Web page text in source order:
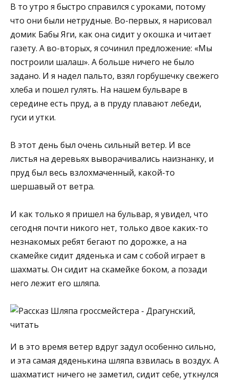
В то утро я быстро справился с уроками, потому
что они были нетрудные. Во-первых, я нарисовал
домик Бабы Яги, как она сидит у окошка и читает
газету. А во-вторых, я сочинил предложение: «Мы
построили шалаш». А больше ничего не было
задано. И я надел пальто, взял горбушечку свежего
хлеба и пошел гулять. На нашем бульваре в
середине есть пруд, а в пруду плавают лебеди,
гуси и утки.
В этот день был очень сильный ветер. И все
листья на деревьях выворачивались наизнанку, и
пруд был весь взлохмаченный, какой-то
шершавый от ветра.
И как только я пришел на бульвар, я увидел, что
сегодня почти никого нет, только двое каких-то
незнакомых ребят бегают по дорожке, а на
скамейке сидит дяденька и сам с собой играет в
шахматы. Он сидит на скамейке боком, а позади
него лежит его шляпа.
И в это время ветер вдруг задул особенно сильно,
и эта самая дяденькина шляпа взвилась в воздух. А
шахматист ничего не заметил, сидит себе, уткнулся